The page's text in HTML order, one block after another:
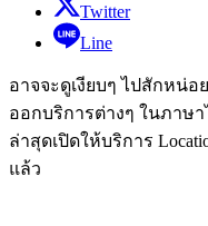
Twitter
Line
อาจจะดูเงียบๆ ไปสักหน่อ
ออกบริการต่างๆ ในภาษ
ล่าสุดเปิดให้บริการ
แล้ว